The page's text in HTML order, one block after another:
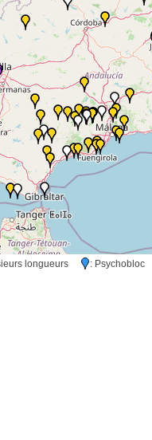
longueurs : Psychobloc